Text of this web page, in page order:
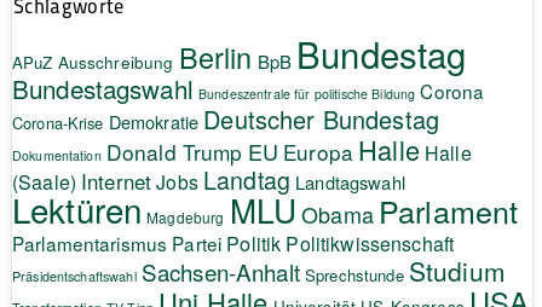
Schlagworte
APuZ Ausschreibung Berlin BpB Bundestag
Bundestagswahl Bundeszentrale für politische Bildung Corona
Corona-Krise Demokratie Deutscher Bundestag
Dokumentation Donald Trump EU Europa Halle Halle
(Saale) InternetJobs Landtag Landtagswahl
Lektüren Magdeburg MLU Obama Parlament
Parlamentarismus Partei Politik Politikwissenschaft
Präsidentschaftswahl Sachsen-Anhalt Sprechstunde Studium